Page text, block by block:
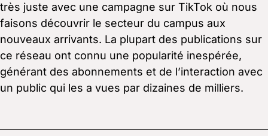
très juste avec une campagne sur TikTok où nous
faisons découvrir le secteur du campus aux
nouveaux arrivants. La plupart des publications sur
ce réseau ont connu une popularité inespérée,
générant des abonnements et de l’interaction avec
un public qui les a vues par dizaines de milliers.